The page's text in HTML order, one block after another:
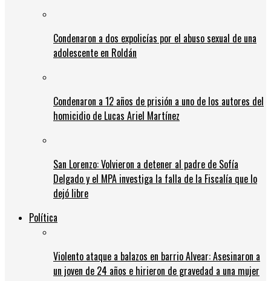
Condenaron a dos expolicías por el abuso sexual de una
adolescente en Roldán
Condenaron a 12 años de prisión a uno de los autores del
homicidio de Lucas Ariel Martínez
San Lorenzo: Volvieron a detener al padre de Sofía
Delgado y el MPA investiga la falla de la Fiscalía que lo
dejó libre
Política
Violento ataque a balazos en barrio Alvear: Asesinaron a
un joven de 24 años e hirieron de gravedad a una mujer